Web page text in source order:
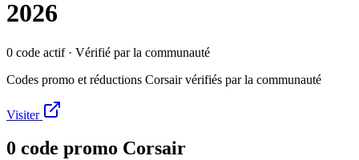
2026
0 code actif· Vérifié par la communauté
Codes promo et réductions Corsair vérifiés par la communauté
Visiter
0 code promo Corsair